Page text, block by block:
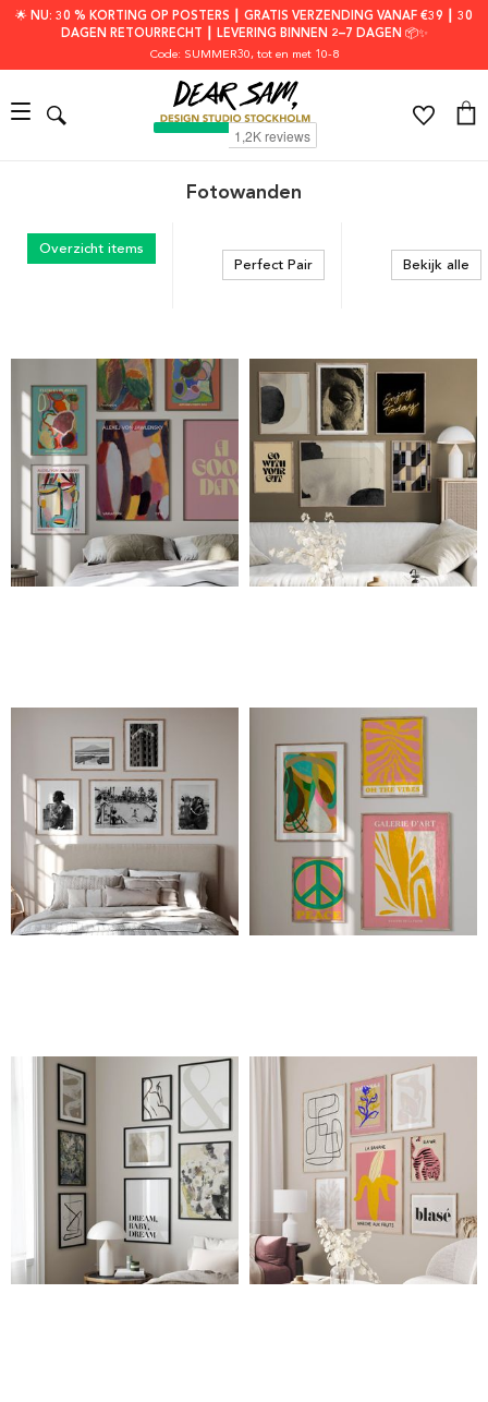
🌟 NU: 30 % KORTING OP POSTERS ┃ GRATIS VERZENDING VANAF €39 ┃ 30
DAGEN RETOURRECHT ┃ LEVERING BINNEN 2–7 DAGEN 📦✨
Code: SUMMER30, tot en met 10-8
Fotowanden
Overzicht items
Perfect Pair
Bekijk alle